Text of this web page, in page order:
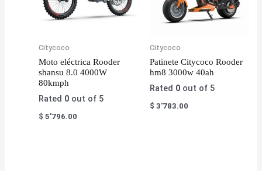
Citycoco
Moto eléctrica Rooder
shansu 8.0 4000W
80kmph
Rated 0 out of 5
$ 5'796.00
Citycoco
Patinete Citycoco Rooder
hm8 3000w 40ah
Rated 0out of 5
$ 3'783.00